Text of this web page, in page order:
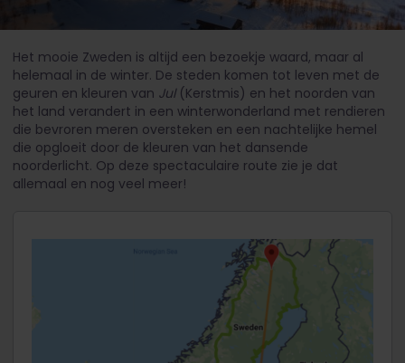
Het mooie Zweden is altijd een bezoekje waard, maar al
helemaal in de winter. De steden komen tot leven met de
geuren en kleuren van Jul(Kerstmis) en het noorden van
het land verandert in een winterwonderland met rendieren
die bevroren meren oversteken en een nachtelijke hemel
die opgloeit door de kleuren van het dansende
noorderlicht. Op deze spectaculaire route zie je dat
allemaal en nog veel meer!